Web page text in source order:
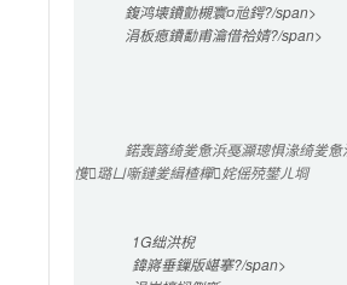
鍑鸿壊鐨勯槻寰¤兘鍔?/span>
涓板瘜鐨勫甫瀹借祫婧?/span>
鍩轰簬绮夎惫浜戞灦璁惧湪绮夎
愯璐ㄩ噺鏈夎緝楂樿姹傜殑鐢ㄦ埛
1G绌洪棿
鍏嶈垂鏁版嵁搴?/span>